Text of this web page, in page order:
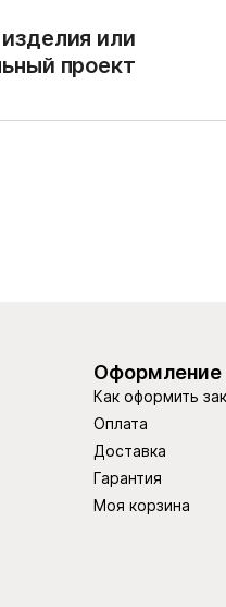
или
проект
Оформление
Как оформить
Оплата
Доставка
Гарантия
Моя корзина